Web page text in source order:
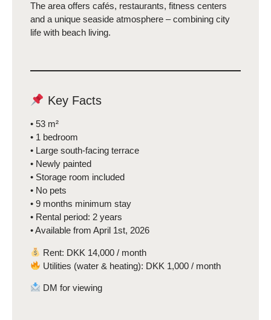
The area offers cafés, restaurants, fitness centers
and a unique seaside atmosphere – combining city
life with beach living.
Key Facts
• 53 m²
• 1 bedroom
• Large south-facing terrace
• Newly painted
• Storage room included
• No pets
• 9 months minimum stay
• Rental period: 2 years
• Available from April 1st, 2026
Rent: DKK 14,000 / month
Utilities (water & heating): DKK 1,000 / month
DM for viewing